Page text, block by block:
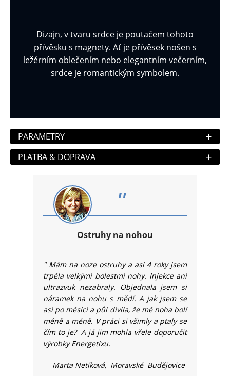
Dizajn, v tvaru srdce je poutačem tohoto
přívěsku s magnety. Ať je přívěsek nošen s
ležérním oblečením nebo elegantním večerním,
srdce je romantickým symbolem.
PARAMETRY +
PLATBA & DOPRAVA +
"
Ostruhy na nohou
" Mám na noze ostruhy a asi 4 roky jsem
trpěla velkými bolestmi nohy. Injekce ani
ultrazvuk nezabraly. Objednala jsem si
náramek na nohu s mědí. A jak jsem se
asi po měsíci a půl divila, že mě noha bolí
méně a méně. V práci si všimly a ptaly se
čím to je? A já jim mohla vřele doporučit
výrobky Energetixu.
Marta Netíková, Moravské Budějovice